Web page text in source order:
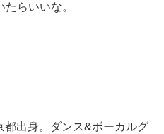
らいいな。
出身。ダンス&ボーカルグ